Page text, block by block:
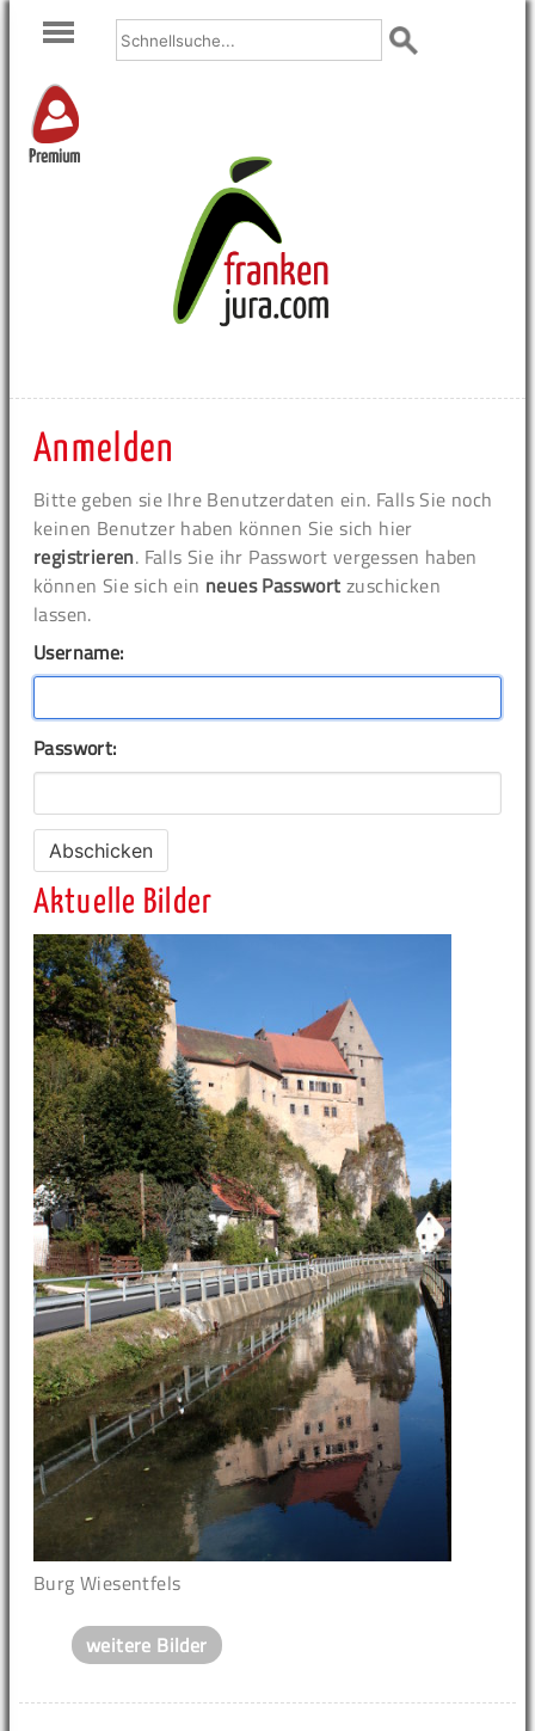
Premium
Anmelden
Bitte geben sie Ihre Benutzerdaten ein. Falls Sie noch
keinen Benutzer haben können Sie sich hier
registrieren. Falls Sie ihr Passwort vergessen haben
können Sie sich ein neues Passwort zuschicken
lassen.
Username:
Passwort:
Aktuelle Bilder
Burg Wiesentfels
weitere Bilder